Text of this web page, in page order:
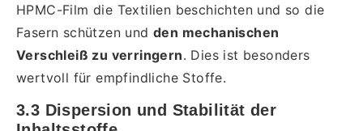
HPMC-Film die Textilien beschichten und so die
Fasern schützen und den mechanischen
Verschleiß zu verringern. Dies ist besonders
wertvoll für empfindliche Stoffe.
3.3 Dispersion und Stabilität der